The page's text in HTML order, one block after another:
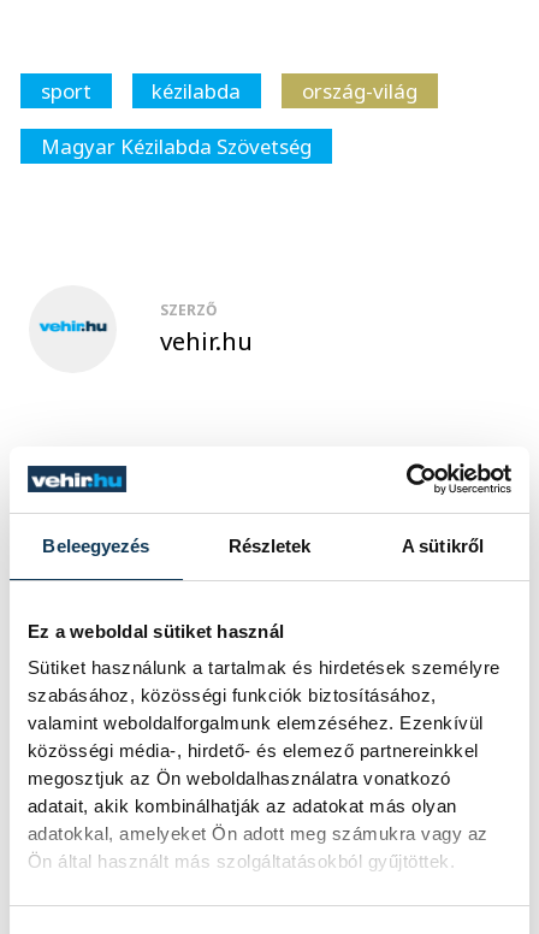
Beleegyezés Részletek A sütikről
Ez a weboldal sütiket használ
Sütiket használunk a tartalmak és hirdetések személyre
szabásához, közösségi funkciók biztosításához,
valamint weboldalforgalmunk elemzéséhez. Ezenkívül
közösségi média-, hirdető- és elemező partnereinkkel
megosztjuk az Ön weboldalhasználatra vonatkozó
adatait, akik kombinálhatják az adatokat más olyan
adatokkal, amelyeket Ön adott meg számukra vagy az
Ön által használt más szolgáltatásokból gyűjtöttek.
sport kézilabda
ország-világ
Magyar Kézilabda Szövetség
SZERZŐ
vehir.hu